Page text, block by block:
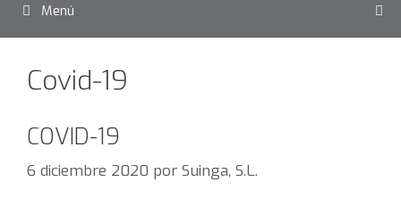
Menú
Covid-19
COVID-19
6 diciembre 2020 por Suinga, S.L.